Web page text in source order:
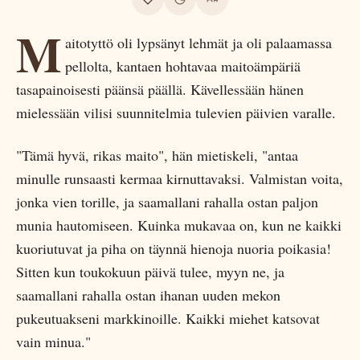
M aitotyttö oli lypsänyt lehmät ja oli palaamassa
pellolta, kantaen hohtavaa maitoämpäriä
tasapainoisesti päänsä päällä. Kävellessään hänen
mielessään vilisi suunnitelmia tulevien päivien varalle.
"Tämä hyvä, rikas maito", hän mietiskeli, "antaa
minulle runsaasti kermaa kirnuttavaksi. Valmistan voita,
jonka vien torille, ja saamallani rahalla ostan paljon
munia hautomiseen. Kuinka mukavaa on, kun ne kaikki
kuoriutuvat ja piha on täynnä hienoja nuoria poikasia!
Sitten kun toukokuun päivä tulee, myyn ne, ja
saamallani rahalla ostan ihanan uuden mekon
pukeutuakseni markkinoille. Kaikki miehet katsovat
vain minua."